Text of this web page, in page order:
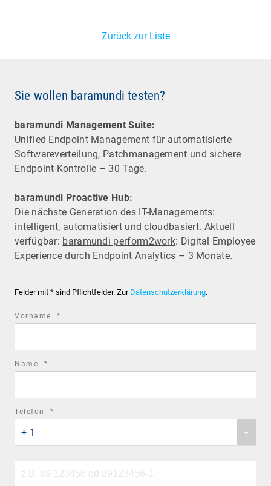
Zurück zur Liste
Sie wollen baramundi testen?
baramundi Management Suite:
Unified Endpoint Management für automatisierte
Software­verteilung, Patchmanagement und sichere
Endpoint-Kontrolle – 30 Tage.
baramundi Proactive Hub:
Die nächste Generation des IT-Managements:
intelligent, automatisiert und cloudbasiert. Aktuell
verfügbar: baramundi perform2work: Digital Employee
Experience durch Endpoint Analytics – 3 Monate.
Felder mit * sind Pflichtfelder. Zur Datenschutzerklärung.
Vorname *
Name *
Telefon *
country
code
+ 1
number